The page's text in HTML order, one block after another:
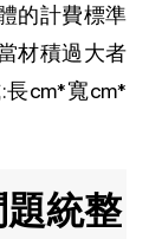
的計費標準
材積過大者
cm*寬cm*
統整